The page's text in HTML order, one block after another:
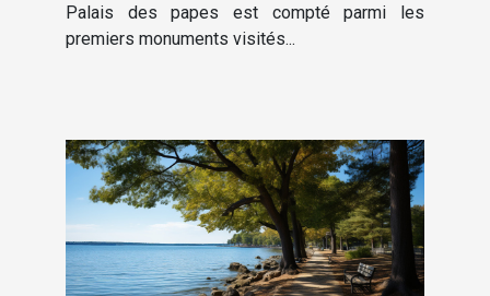
Palais des papes est compté parmi les
premiers monuments visités...